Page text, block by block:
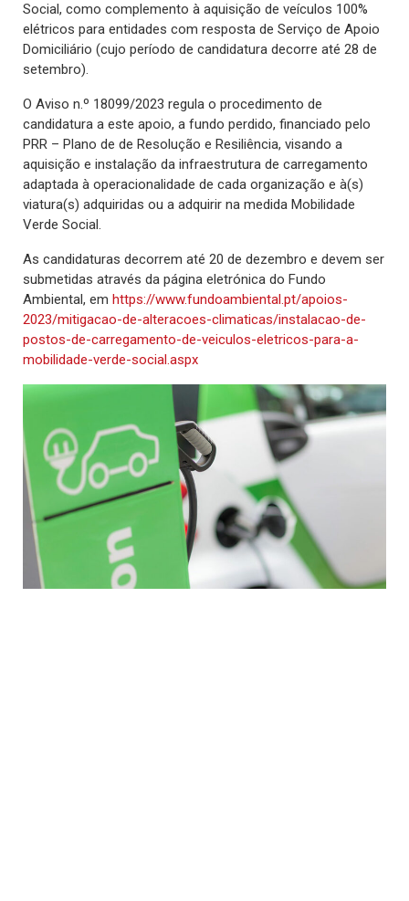
Social, como complemento à aquisição de veículos 100%
elétricos para entidades com resposta de Serviço de Apoio
Domiciliário (cujo período de candidatura decorre até 28 de
setembro).
O Aviso n.º 18099/2023 regula o procedimento de
candidatura a este apoio, a fundo perdido, financiado pelo
PRR – Plano de de Resolução e Resiliência, visando a
aquisição e instalação da infraestrutura de carregamento
adaptada à operacionalidade de cada organização e à(s)
viatura(s) adquiridas ou a adquirir na medida Mobilidade
Verde Social.
As candidaturas decorrem até 20 de dezembro e devem ser
submetidas através da página eletrónica do Fundo
Ambiental, em https://www.fundoambiental.pt/apoios-
2023/mitigacao-de-alteracoes-climaticas/instalacao-de-
postos-de-carregamento-de-veiculos-eletricos-para-a-
mobilidade-verde-social.aspx